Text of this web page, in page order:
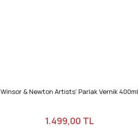
Winsor & Newton Artists' Parlak Vernik 400ml
1.499,00 TL